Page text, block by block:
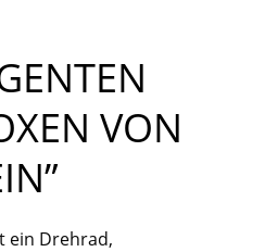
VON
ein Drehrad,